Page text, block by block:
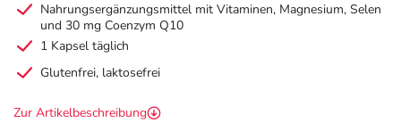
Nahrungsergänzungsmittel mit Vitaminen, Magnesium, Selen
und 30 mg Coenzym Q10
1 Kapsel täglich
Glutenfrei, laktosefrei
Zur Artikelbeschreibung